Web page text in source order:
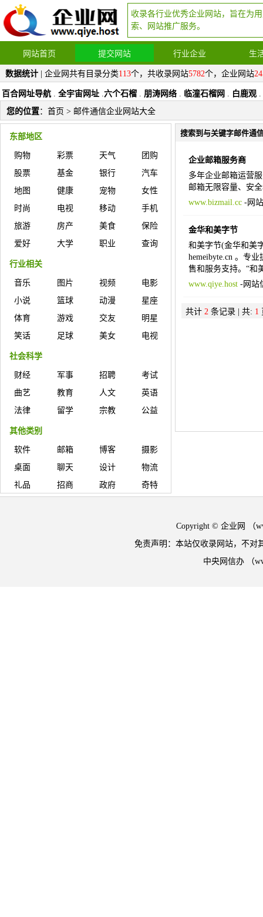
收录各行业优秀企业网站，旨在为
索、网站推广服务。
网站首页 提交网站 行业企业 生
数据统计 | 企业网共有目录分类113个，共收录网站5782个，企业网站
百合网址导航 . 全宇宙网址 .六个石榴 . 朋涛网络 . 临潼石榴网 . 白鹿观 .
您的位置： 首页 > 邮件通信企业网站大全
东部地区
购物 彩票 天气
团购
股票
基金 银行
汽车
地图
健康 宠物
女性
时尚
电视 移动
手机
旅游
房产 美食
保险
爱好
大学 职业 查询
行业相关
音乐 图片 视频
电影
小说
篮球 动漫
星座
体育
游戏 交友
明星
笑话
足球 美女 电视
社会科学
财经 军事 招聘
考试
曲艺
教育 人文
英语
法律
留学 宗教 公益
其他类别
软件 邮箱 博客
摄影
桌面
聊天 设计
物流
礼品
招商 政府 奇特
搜索到与关键字邮件通
企业邮箱服务商
多年企业邮箱运营
邮箱无限容量、安
www.bizmail.cc-网
金华和美字节
和美字节(金华和美
hemeibyte.cn 。专
售和服务支持。“和
www.qiye.host-网站
共计 2条记录 | 共: 1
Copyright © 企业网 （
免责声明：本站仅收录网站，不对
中央网信办 （